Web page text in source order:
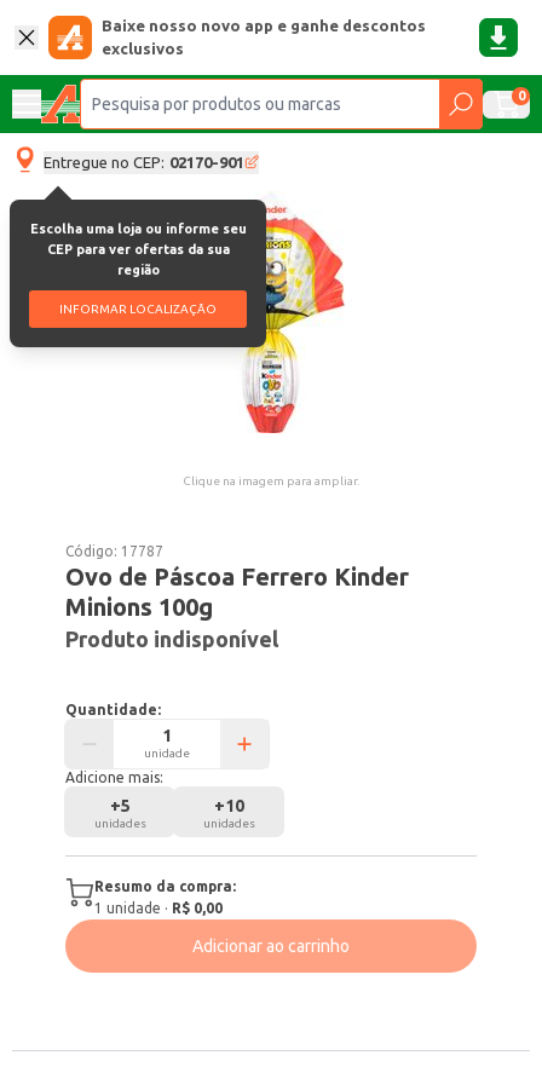
Baixe nosso novo app e ganhe descontos
exclusivos
0
Entregue no CEP: 02170-901
Escolha uma loja ou informe seu
CEP para ver ofertas da sua
região
INFORMAR LOCALIZAÇÃO
Clique na imagem para ampliar.
Código: 17787
Ovo de Páscoa Ferrero Kinder
Minions 100g
Produto indisponível
Quantidade:
unidade
Adicione mais:
+5
unidades
+10
unidades
Resumo da compra:
1 unidade · R$ 0,00
Adicionar ao carrinho